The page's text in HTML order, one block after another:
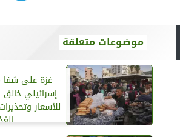
موضوعات متعلقة
غزة على شفا
إسرائيلي
للأسعار